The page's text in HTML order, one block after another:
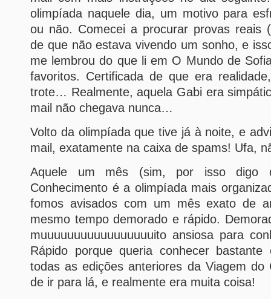
olimpíada naquele dia, um motivo para
ou não. Comecei a procurar provas reais
de que não estava vivendo um sonho, e
me lembrou do que li em O Mundo de
favoritos. Certificada de que era
trote… Realmente, aquela Gabi era
mail não chegava nunca…
Volto da olimpíada que tive já à noite, e
mail, exatamente na caixa de spams! Ufa,
Aquele um mês (sim, por isso digo
Conhecimento é a olimpíada mais
fomos avisados com um mês exato de
mesmo tempo demorado e rápido.
muuuuuuuuuuuuuuuuuito ansiosa para
Rápido porque queria conhecer
todas as edições anteriores da Viagem do
de ir para lá, e realmente era muita coisa!